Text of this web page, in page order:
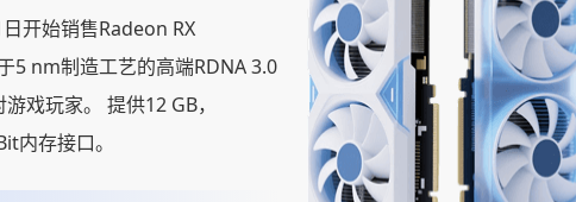
开始销售Radeon RX
5 nm制造工艺的高端RDNA 3.0
戏玩家。 提供12 GB，
内存接口。